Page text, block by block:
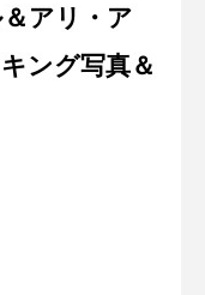
アリ・ア
ング写真＆